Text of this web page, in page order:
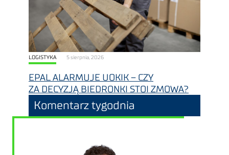
Komentarz tygodnia
LOGISTYKA 5 sierpnia, 2026
EPAL ALARMUJE UOKIK – CZY
ZA DECYZJĄ BIEDRONKI STOI ZMOWA?